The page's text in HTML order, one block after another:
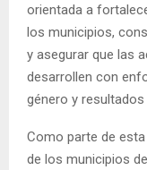
orientada a
los municipios,
y asegurar que las
desarrollen con
género y resultados
Como parte de
de los municipios